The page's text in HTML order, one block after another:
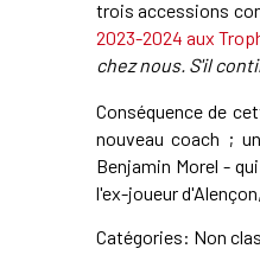
trois accessions
2023-2024 aux
chez nous. S'il
Conséquence de
nouveau coach ;
Benjamin Morel -
l'ex-joueur
Catégories: Non